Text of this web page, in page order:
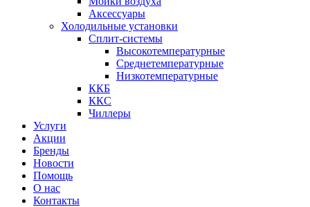
Аксессуары
Холодильные установки
Сплит-системы
Высокотемпературные
Среднетемпературные
Низкотемпературные
ККБ
ККС
Чиллеры
Услуги
Акции
Бренды
Новости
Помощь
О нас
Контакты